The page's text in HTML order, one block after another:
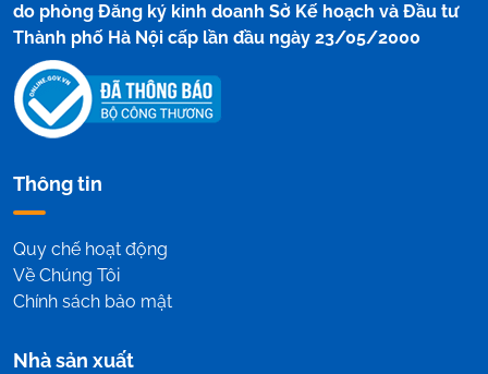
do phòng Đăng ký kinh doanh Sở Kế hoạch và Đầu tư
Thành phố Hà Nội cấp lần đầu ngày 23/05/2000
Thông tin
Quy chế hoạt động
Về Chúng Tôi
Chính sách bảo mật
Nhà sản xuất